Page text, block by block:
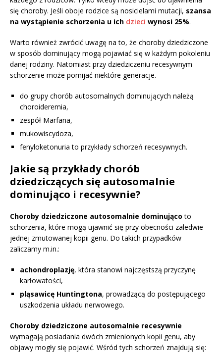
się choroby. Jeśli oboje rodzice są nosicielami mutacji, szansa
na wystąpienie schorzenia u ich dzieci wynosi 25%.
Warto również zwrócić uwagę na to, że choroby dziedziczone
w sposób dominujący mogą pojawiać się w każdym pokoleniu
danej rodziny. Natomiast przy dziedziczeniu recesywnym
schorzenie może pomijać niektóre generacje.
do grupy chorób autosomalnych dominujących należą
choroideremia,
zespół Marfana,
mukowiscydoza,
fenyloketonuria to przykłady schorzeń recesywnych.
Jakie są przykłady chorób
dziedziczących się autosomalnie
dominująco i recesywnie?
Choroby dziedziczone autosomalnie dominująco to
schorzenia, które mogą ujawnić się przy obecności zaledwie
jednej zmutowanej kopii genu. Do takich przypadków
zaliczamy m.in.:
achondroplazję, która stanowi najczęstszą przyczynę
karłowatości,
pląsawicę Huntingtona, prowadzącą do postępującego
uszkodzenia układu nerwowego.
Choroby dziedziczone autosomalnie recesywnie
wymagają posiadania dwóch zmienionych kopii genu, aby
objawy mogły się pojawić. Wśród tych schorzeń znajdują się: